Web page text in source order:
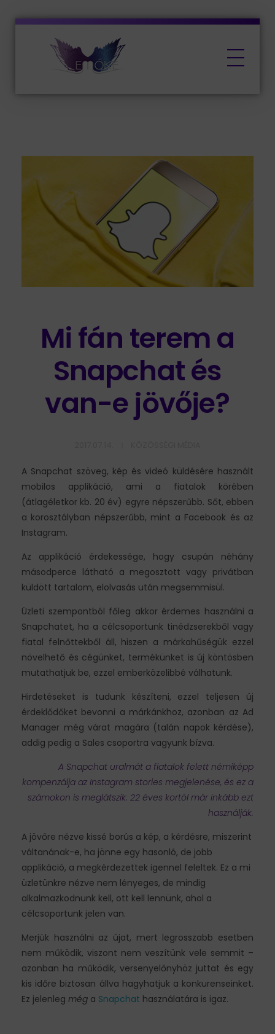
Mi fán terem a
Snapchat és
van-e jövője?
A Snapchat szöveg, kép és videó küldésére használt
mobilos applikáció, ami a fiatalok körében
(átlagéletkor kb. 20 év) egyre népszerűbb. Sőt, ebben
a korosztályban népszerűbb, mint a Facebook és az
Instagram.
Az applikáció érdekessége, hogy csupán néhány
másodperce látható a megosztott vagy privátban
küldött tartalom, elolvasás után megsemmisül.
Üzleti szempontból főleg akkor érdemes használni a
Snapchatet, ha a célcsoportunk tinédzserekből vagy
fiatal felnőttekből áll, hiszen a márkahűségük ezzel
növelhető és cégünket, termékünket is új köntösben
mutathatjuk be, ezzel emberközelibbé válhatunk.
Hirdetéseket is tudunk készíteni, ezzel teljesen új
érdeklődőket bevonni a márkánkhoz, azonban az Ad
Manager még várat magára (talán napok kérdése),
addig pedig a Sales csoportra vagyunk bízva.
A Snapchat uralmát a fiatalok felett némiképp
kompenzálja az Instagram stories megjelenése, és ez a
számokon is meglátszik: 22 éves kortól már inkább ezt
használják.
A jövőre nézve kissé borús a kép, a kérdésre, miszerint
váltanának-e, ha jönne egy hasonló, de jobb
applikáció, a megkérdezettek igennel feleltek. Ez a mi
üzletünkre nézve nem lényeges, de mindig
alkalmazkodnunk kell, ott kell lennünk, ahol a
célcsoportunk jelen van.
Merjük használni az újat, mert legrosszabb esetben
nem működik, viszont nem veszítünk vele semmit –
azonban ha működik, versenyelőnyhöz juttat és egy
kis időre biztosan állva hagyhatjuk a konkurenseinket.
Ez jelenleg még a Snapchat használatára is igaz.